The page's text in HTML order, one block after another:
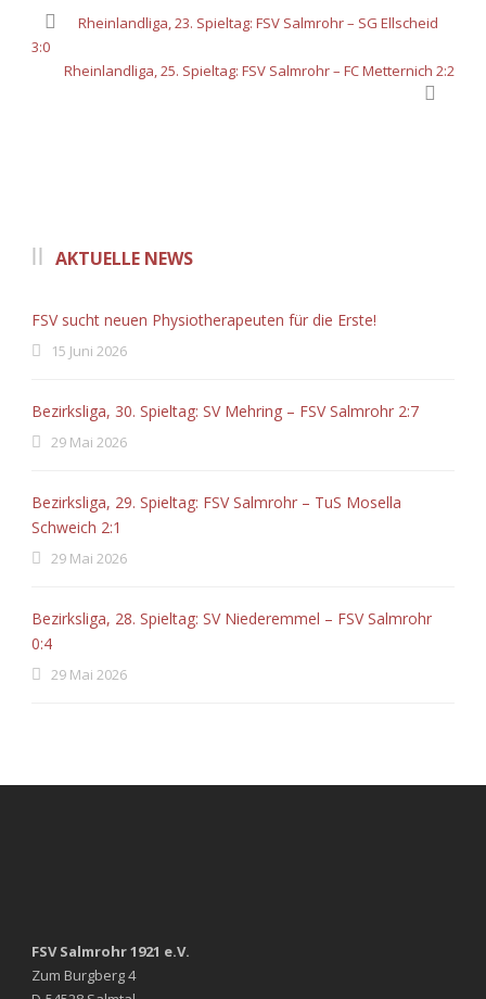
Rheinlandliga, 23. Spieltag: FSV Salmrohr – SG Ellscheid
3:0
Rheinlandliga, 25. Spieltag: FSV Salmrohr – FC Metternich 2:2
AKTUELLE NEWS
FSV sucht neuen Physiotherapeuten für die Erste!
15 Juni 2026
Bezirksliga, 30. Spieltag: SV Mehring – FSV Salmrohr 2:7
29 Mai 2026
Bezirksliga, 29. Spieltag: FSV Salmrohr – TuS Mosella
Schweich 2:1
29 Mai 2026
Bezirksliga, 28. Spieltag: SV Niederemmel – FSV Salmrohr
0:4
29 Mai 2026
FSV Salmrohr 1921 e.V.
Zum Burgberg 4